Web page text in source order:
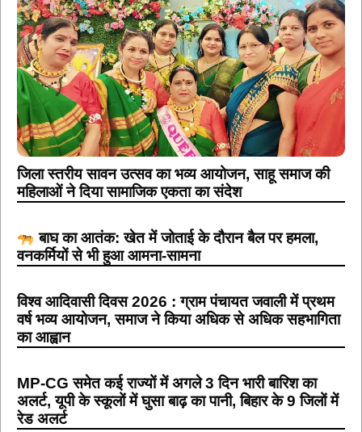
जिला स्तरीय सावन उत्सव का भव्य आयोजन, साहू समाज की
महिलाओं ने दिया सामाजिक एकता का संदेश
बाघ का आतंक: खेत में जोताई के दौरान बैल पर हमला,
वनकर्मियों से भी हुआ आमना-सामना
विश्व आदिवासी दिवस 2026 : ग्राम पंचायत जवाली में प्रथम
वर्ष भव्य आयोजन, समाज ने किया अधिक से अधिक सहभागिता
का आह्वान
MP-CG समेत कई राज्यों में अगले 3 दिन भारी बारिश का
अलर्ट, यूपी के स्कूलों में घुसा बाढ़ का पानी, बिहार के 9 जिलों में
रेड अलर्ट